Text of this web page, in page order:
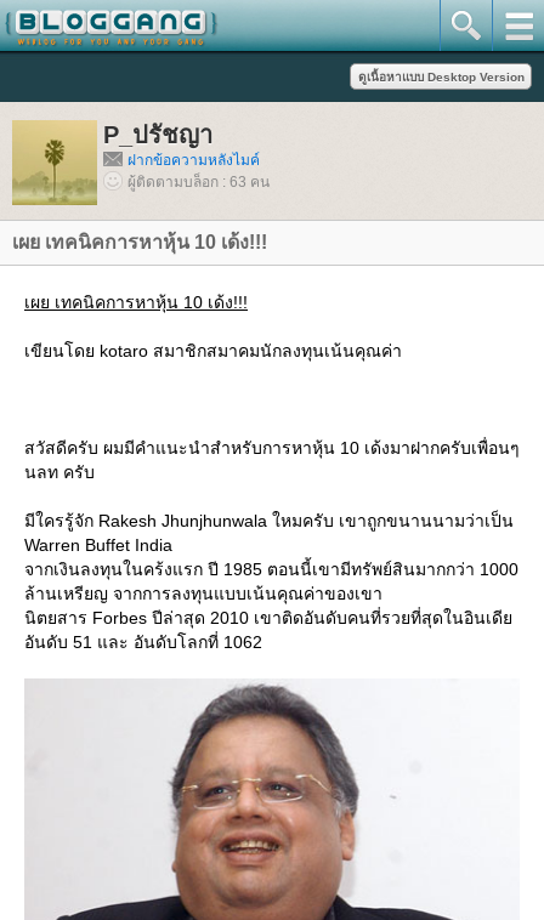
P_ปรัชญา
ฝากข้อความหลังไมค์
ผู้ติดตามบล็อก : 63 คน
เผย เทคนิคการหาหุ้น 10 เด้ง!!!
เผย เทคนิคการหาหุ้น 10 เด้ง!!!
เขียนโดย kotaro สมาชิกสมาคมนักลงทุนเน้นคุณค่า
สวัสดีครับ ผมมีคำแนะนำสำหรับการหาหุ้น 10 เด้งมาฝากครับเพื่อนๆ
นลท ครับ
มีใครรู้จัก Rakesh Jhunjhunwala ใหมครับ เขาถูกขนานนามว่าเป็น
Warren Buffet India
จากเงินลงทุนในคร้งแรก ปี 1985 ตอนนี้เขามีทรัพย์สินมากกว่า 1000
ล้านเหรียญ จากการลงทุนแบบเน้นคุณค่าของเขา
นิตยสาร Forbes ปีล่าสุด 2010 เขาติดอันดับคนที่รวยที่สุดในอินเดี
อันดับ 51 และ อันดับโลกที่ 1062